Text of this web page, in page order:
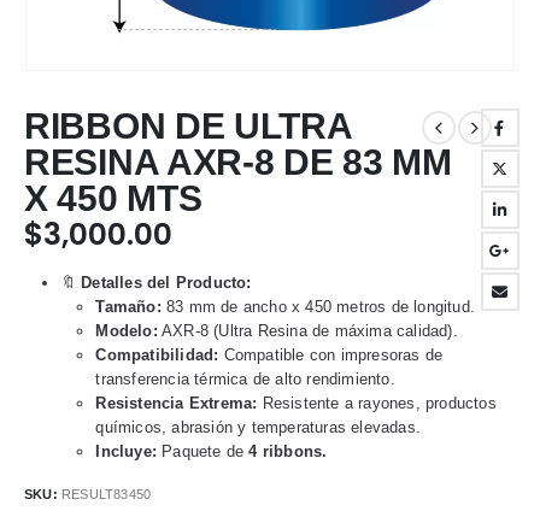
RIBBON DE ULTRA
RESINA AXR-8 DE 83 MM
X 450 MTS
$3,000.00
🔖 Detalles del Producto:
Tamaño: 83 mm de ancho x 450 metros de longitud.
Modelo: AXR-8 (Ultra Resina de máxima calidad).
Compatibilidad: Compatible con impresoras de
transferencia térmica de alto rendimiento.
Resistencia Extrema: Resistente a rayones, productos
químicos, abrasión y temperaturas elevadas.
Incluye: Paquete de4 ribbons.
SKU: RESULT83450